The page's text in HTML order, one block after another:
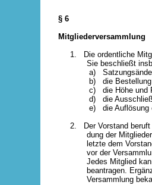
§ 6
Mitgliederversammlung
1. Die ordentliche
Sie beschließt
a)
b) die Bestellung und
c) die Höhe und
d) die
e) die Auflösung
2. Der Vorstand beruft
dung der Mitglieder
letzte dem Vorstand
vor der Versammlung
Jedes Mitglied kann
beantragen.
Versammlung